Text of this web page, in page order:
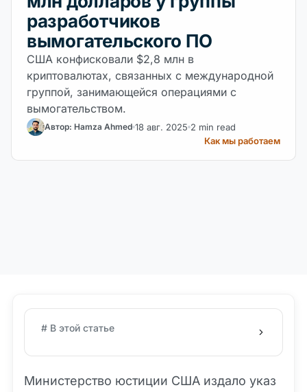
разработчиков
вымогательского ПО
США конфисковали $2,8 млн в
криптовалютах, связанных с международной
группой, занимающейся операциями с
вымогательством.
Автор: Hamza Ahmed 18 авг. 2025 2 min read
Как мы работаем
# В этой статье
Министерство юстиции США издало указ